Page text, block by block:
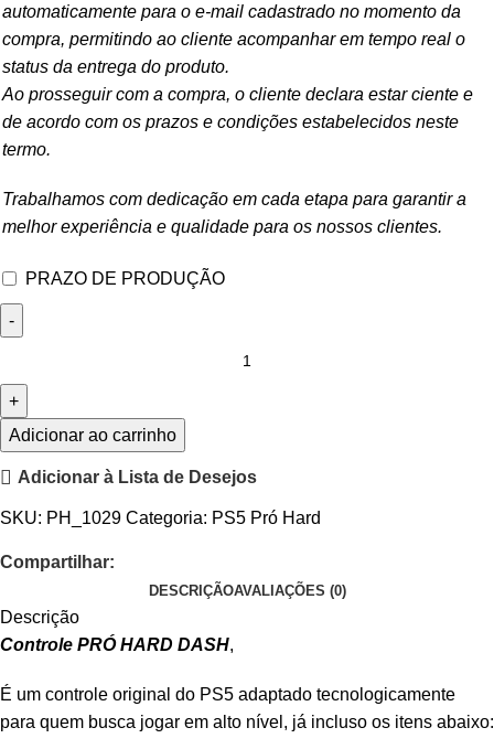
automaticamente para o e-mail cadastrado no momento da
compra, permitindo ao cliente acompanhar em tempo real o
status da entrega do produto.
Ao prosseguir com a compra, o cliente declara estar ciente e
de acordo com os prazos e condições estabelecidos neste
termo.
Trabalhamos com dedicação em cada etapa para garantir a
melhor experiência e qualidade para os nossos clientes.
PRAZO DE PRODUÇÃO
Adicionar ao carrinho
Adicionar à Lista de Desejos
SKU: PH_1029 Categoria: PS5 Pró Hard
Compartilhar:
DESCRIÇÃOAVALIAÇÕES (0)
Descrição
Controle PRÓ HARD DASH,
É um controle original do PS5 adaptado tecnologicamente
para quem busca jogar em alto nível, já incluso os itens abaixo: